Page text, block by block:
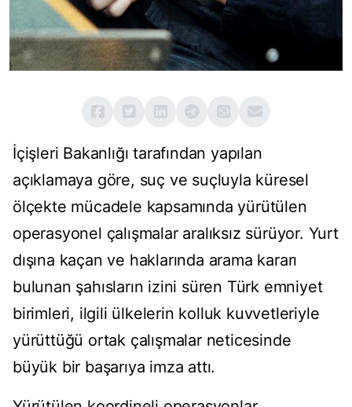
İçişleri Bakanlığı tarafından yapılan
açıklamaya göre, suç ve suçluyla küresel
ölçekte mücadele kapsamında yürütülen
operasyonel çalışmalar aralıksız sürüyor. Yurt
dışına kaçan ve haklarında arama kararı
bulunan şahısların izini süren Türk emniyet
birimleri, ilgili ülkelerin kolluk kuvvetleriyle
yürüttüğü ortak çalışmalar neticesinde
büyük bir başarıya imza attı.